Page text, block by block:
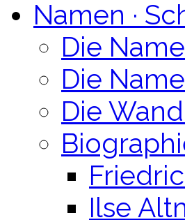
Namen ·
Die
Die
Die
Ilse